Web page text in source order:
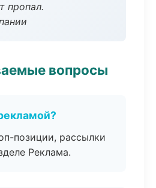
пропал.
вопросы
позиции, рассылки
Реклама.